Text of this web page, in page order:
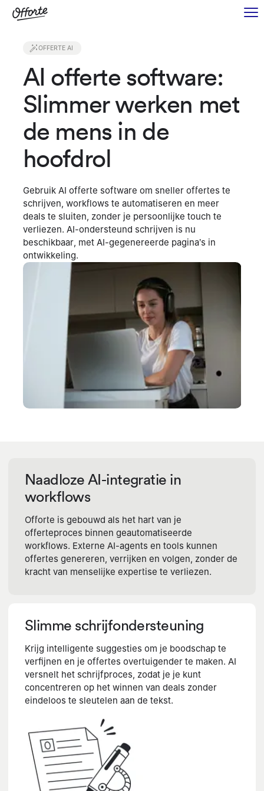
OFFERTE AI
AI offerte software:
Slimmer werken met
de mens in de
hoofdrol
Gebruik AI offerte software om sneller offertes te
schrijven, workflows te automatiseren en meer
deals te sluiten, zonder je persoonlijke touch te
verliezen. AI-ondersteund schrijven is nu
beschikbaar, met AI-gegenereerde pagina’s in
ontwikkeling.
Naadloze AI-integratie in
workflows
Offorte is gebouwd als het hart van je
offerteproces binnen geautomatiseerde
workflows. Externe AI-agents en tools kunnen
offertes genereren, verrijken en volgen, zonder de
kracht van menselijke expertise te verliezen.
Slimme schrijfondersteuning
Krijg intelligente suggesties om je boodschap te
verfijnen en je offertes overtuigender te maken. AI
versnelt het schrijfproces, zodat je je kunt
concentreren op het winnen van deals zonder
eindeloos te sleutelen aan de tekst.